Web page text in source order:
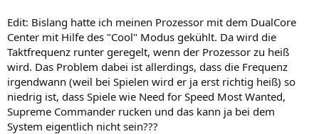
Edit: Bislang hatte ich meinen Prozessor mit dem DualCore
Center mit Hilfe des "Cool" Modus gekühlt. Da wird die
Taktfrequenz runter geregelt, wenn der Prozessor zu heiß
wird. Das Problem dabei ist allerdings, dass die Frequenz
irgendwann (weil bei Spielen wird er ja erst richtig heiß) so
niedrig ist, dass Spiele wie Need for Speed Most Wanted,
Supreme Commander rucken und das kann ja bei dem
System eigentlich nicht sein???